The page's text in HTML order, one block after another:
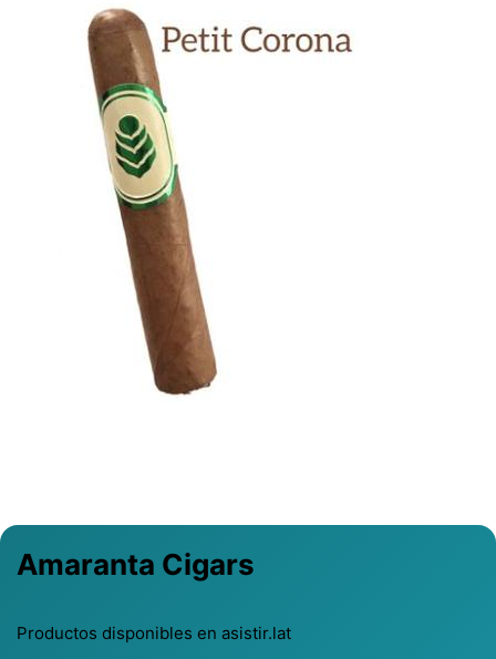
Amaranta Cigars
Productos disponibles en asistir.lat